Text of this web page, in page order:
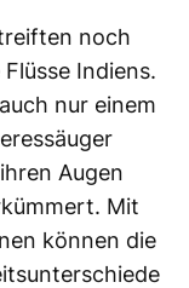
noch
Indiens.
nur einem
Augen
Mit
können die